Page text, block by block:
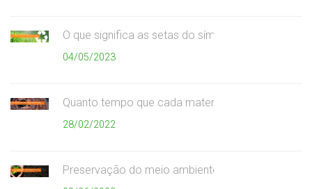
O que significa as setas do símbolo da reciclagem
04/05/2023
Quanto tempo que cada material demora para se
28/02/2022
Preservação do meio ambiente